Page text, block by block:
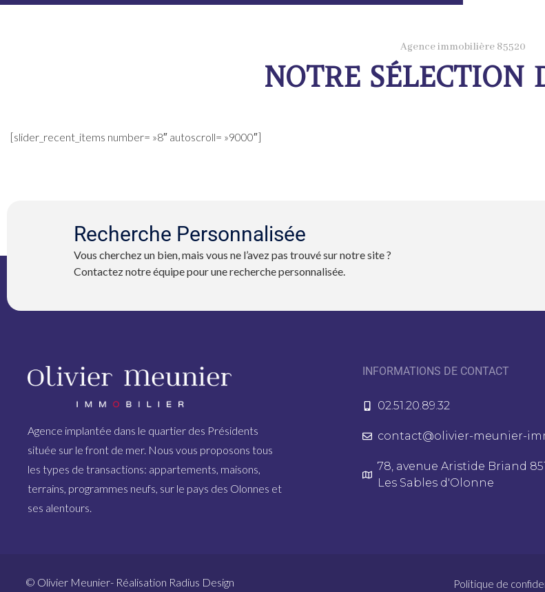
Agence immobilière 85520
NOTRE SÉLECTION
[slider_recent_items number= »8″ autoscroll= »9000″]
Recherche Personnalisée
Vous cherchez un bien, mais vous ne l’avez pas trouvé sur notre site ?
Contactez notre équipe pour une recherche personnalisée.
Agence implantée dans le quartier des Présidents
située sur le front de mer. Nous vous proposons tous
les types de transactions: appartements, maisons,
terrains, programmes neufs, sur le pays des Olonnes et
ses alentours.
INFORMATIONS DE CONTACT
02.51.20.89.32
contact@olivier-meunier-
78, avenue Aristide Briand
Les Sables d'Olonne
© Olivier Meunier- Réalisation Radius Design Politique de